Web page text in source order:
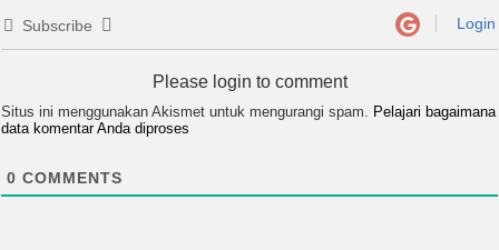
Subscribe Login
Please login to comment
Situs ini menggunakan Akismet untuk mengurangi spam. Pelajari bagaimana
data komentar Anda diproses
0 COMMENTS